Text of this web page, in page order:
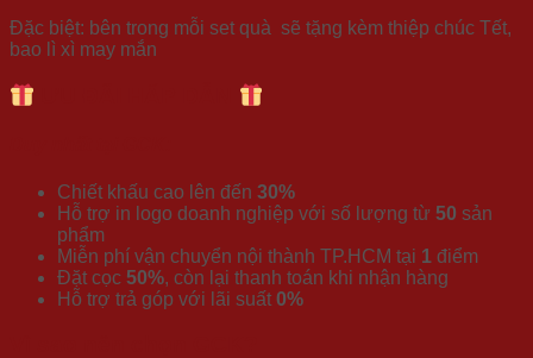
Đặc biệt: bên trong mỗi set quà sẽ tặng kèm thiệp chúc Tết,
bao lì xì may mắn
Chiết khấu cao lên đến 30%
Hỗ trợ in logo doanh nghiệp với số lượng từ 50 sản
phẩm
Miễn phí vận chuyển nội thành TP.HCM tại 1 điểm
Đặt cọc 50%, còn lại thanh toán khi nhận hàng
Hỗ trợ trả góp với lãi suất 0%